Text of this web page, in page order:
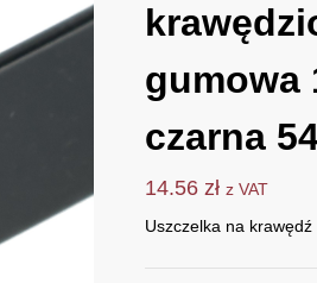
gumowa
czarna
14.56 zł z VAT
Uszczelka na